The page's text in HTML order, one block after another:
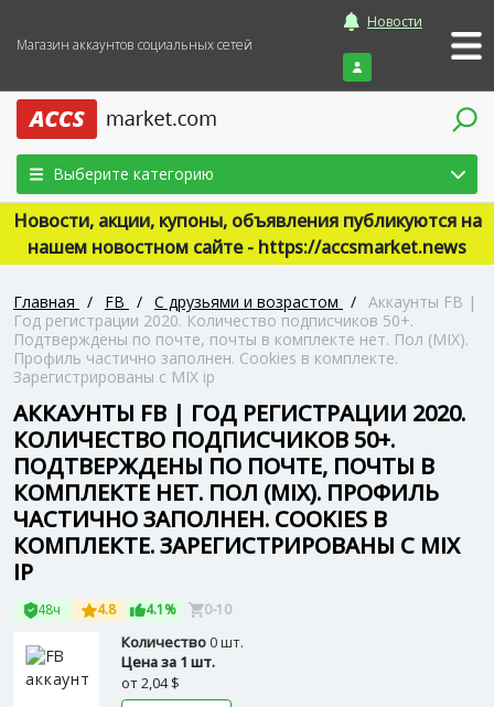
Магазин аккаунтов социальных сетей
Новости
Войти
Выберите категорию
Новости, акции, купоны, объявления публикуются на
нашем новостном сайте - https://accsmarket.news
Главная / FB / С друзьями и возрастом / Аккаунты FB |
Год регистрации 2020. Количество подписчиков 50+.
Подтверждены по почте, почты в комплекте нет. Пол (MIX).
Профиль частично заполнен. Cookies в комплекте.
Зарегистрированы с MIX ip
АККАУНТЫ FB | ГОД РЕГИСТРАЦИИ 2020.
КОЛИЧЕСТВО ПОДПИСЧИКОВ 50+.
ПОДТВЕРЖДЕНЫ ПО ПОЧТЕ, ПОЧТЫ В
КОМПЛЕКТЕ НЕТ. ПОЛ (MIX). ПРОФИЛЬ
ЧАСТИЧНО ЗАПОЛНЕН. COOKIES В
КОМПЛЕКТЕ. ЗАРЕГИСТРИРОВАНЫ С MIX
IP
48ч 4.8 4.1% 0-10
Количество0 шт.
Цена за 1 шт.
от2,04 $